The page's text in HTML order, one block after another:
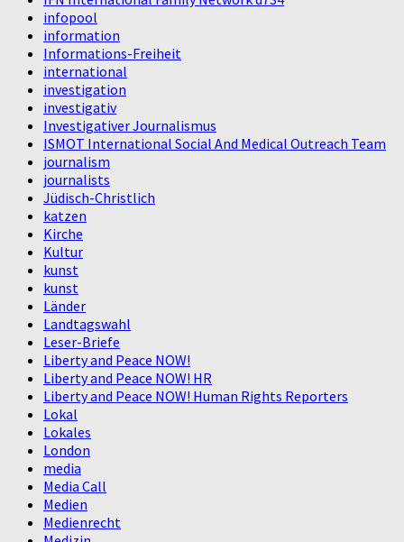
infopool
information
Informations-Freiheit
international
investigation
investigativ
Investigativer Journalismus
ISMOT International Social And Medical Outreach Team
journalism
journalists
Jüdisch-Christlich
katzen
Kirche
Kultur
kunst
kunst
Länder
Landtagswahl
Leser-Briefe
Liberty and Peace NOW!
Liberty and Peace NOW! HR
Liberty and Peace NOW! Human Rights Reporters
Lokal
Lokales
London
media
Media Call
Medien
Medienrecht